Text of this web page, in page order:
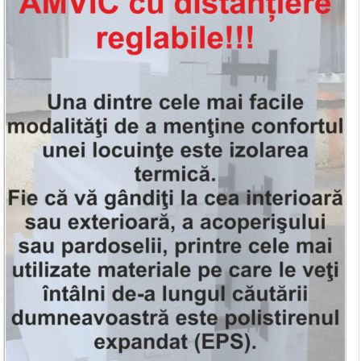
Montarea retelelor de energie termica prin
pardosea/calorifere prin colectoare -